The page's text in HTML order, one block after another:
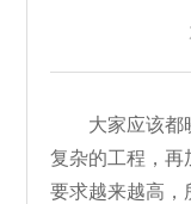
大家应该都
复杂的工程，再
要求越来越高，